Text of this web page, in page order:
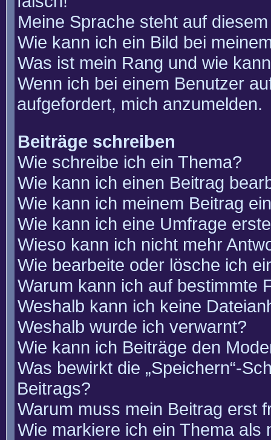
Meine Sprache steht auf
Wie kann ich ein Bild bei
Was ist mein Rang und wie
Wenn ich bei einem Benutzer
aufgefordert, mich anzumelden.
Beiträge schreiben
Wie schreibe ich ein Thema?
Wie kann ich einen Beitrag
Wie kann ich meinem Beitrag
Wie kann ich eine Umfrage
Wieso kann ich nicht mehr
Wie bearbeite oder lösche ich
Warum kann ich auf bestimmte
Weshalb kann ich keine
Weshalb wurde ich verwarnt?
Wie kann ich Beiträge den
Was bewirkt die „Speichern“-
Beitrags?
Warum muss mein Beitrag erst
Wie markiere ich ein Thema als